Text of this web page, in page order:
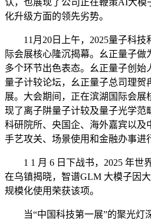
认，也展现了公司正在鞭策AI大模
化升级方面的领先劣势。
11月20日上午，2025量子科技
际会展核心隆沉揭幕。幺正量子
多个环节出色表态。幺正量子创始
量子计较论坛，幺正量子总司理贺
展。大会期间，正在滨湖国际会展
现了离子阱量子计较及量子光学范
科研院所、央国企、海外嘉宾以及
手艺攻关、场景使用和金融办事进
1 1 月 6 日下战书，2025 年世
在乌镇揭晓，智谱GLM 大模子因
规模化使用荣获该项。
当“中国科技第一展”的聚光灯